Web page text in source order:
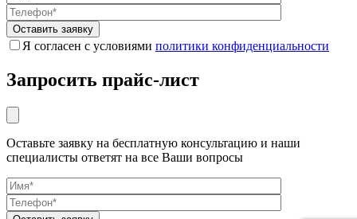
Я согласен с условиями политики конфиденциальности
Запросить прайс-лист
Оставьте заявку на бесплатную консультацию и наши
специалисты ответят на все Ваши вопросы